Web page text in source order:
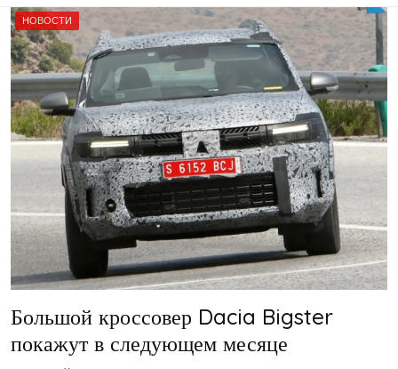
НОВОСТИ
Большой кроссовер Dacia Bigster
покажут в следующем месяце